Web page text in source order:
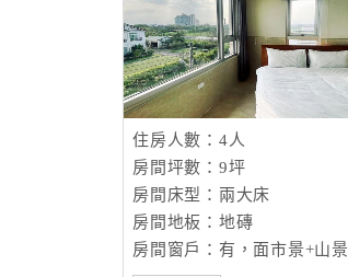
住房人數：4人
房間坪數：9坪
房間床型：兩大床
房間地板：地磚
房間窗戶：有，面市景+山景